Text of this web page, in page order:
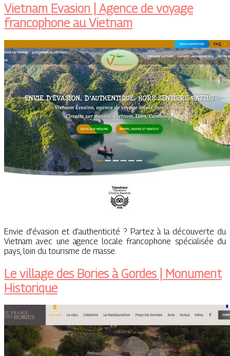
Vietnam Evasion | Agence de voyage
francophone au Vietnam
Envie d’évasion et d’authenticité ? Partez à la découverte du
Vietnam avec une agence locale francophone spécialisée du
pays, loin du tourisme de masse.
Le village des Bories à Gordes | Monument
Historique